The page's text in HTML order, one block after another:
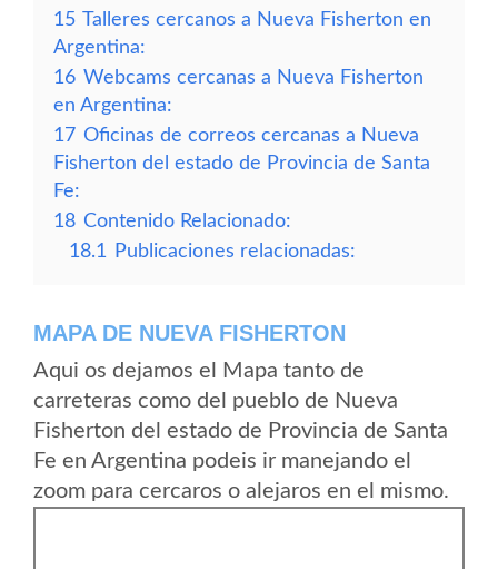
15 Talleres cercanos a Nueva Fisherton en
Argentina:
16 Webcams cercanas a Nueva Fisherton
en Argentina:
17 Oficinas de correos cercanas a Nueva
Fisherton del estado de Provincia de Santa
Fe:
18 Contenido Relacionado:
18.1
Publicaciones relacionadas:
MAPA DE NUEVA FISHERTON
Aqui os dejamos el Mapa tanto de
carreteras como del pueblo de Nueva
Fisherton del estado de Provincia de Santa
Fe en Argentina podeis ir manejando el
zoom para cercaros o alejaros en el mismo.